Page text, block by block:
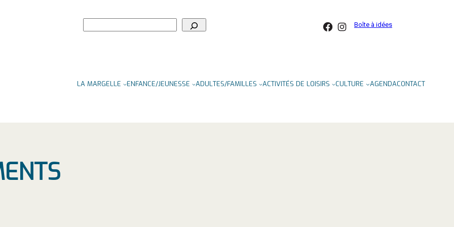
Facebook
Instagram
Boîte à idées
LA MARGELLE ENFANCE/JEUNESSE ADULTES/FAMILLES ACTIVITÉS DE LOISIRS CULTURE AGENDACONTACT